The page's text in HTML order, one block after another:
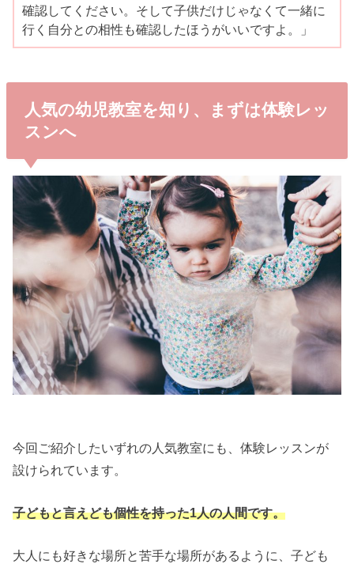
確認してください。そして子供だけじゃなくて一緒に
行く自分との相性も確認したほうがいいですよ。」
人気の幼児教室を知り、まずは体験レッ
スンへ
今回ご紹介したいずれの人気教室にも、体験レッスンが
設けられています。
子どもと言えども個性を持った1人の人間です。
大人にも好きな場所と苦手な場所があるように、子ども